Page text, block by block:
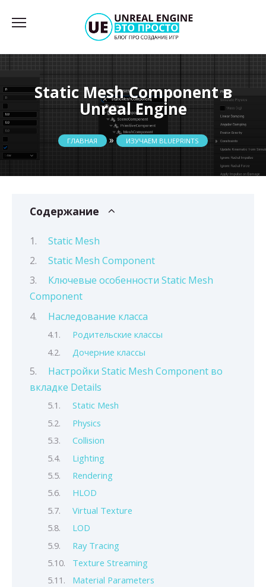
Static Mesh Component в
Unreal Engine
ГЛАВНАЯ » ИЗУЧАЕМ BLUEPRINTS
Содержание
Static Mesh
Static Mesh Component
Ключевые особенности Static Mesh
Component
Наследование класса
Родительские классы
Дочерние классы
Настройки Static Mesh Component во
вкладке Details
Static Mesh
Physics
Collision
Lighting
Rendering
HLOD
Virtual Texture
LOD
Ray Tracing
Texture Streaming
Material Parameters